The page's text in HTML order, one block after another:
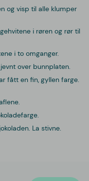
og visp til alle klumper
i røren og rør til
i to omganger.
over bunnplaten.
fått en fin, gyllen farge.
La stivne.